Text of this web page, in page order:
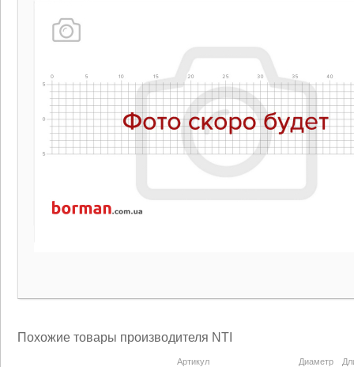
Похожие товары производителя NTI
Артикул Диаметр